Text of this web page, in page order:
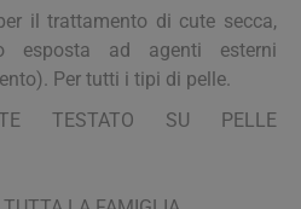
il trattamento di cute secca,
esposta ad agenti esterni
Per tutti i tipi di pelle.
TESTATO SU PELLE